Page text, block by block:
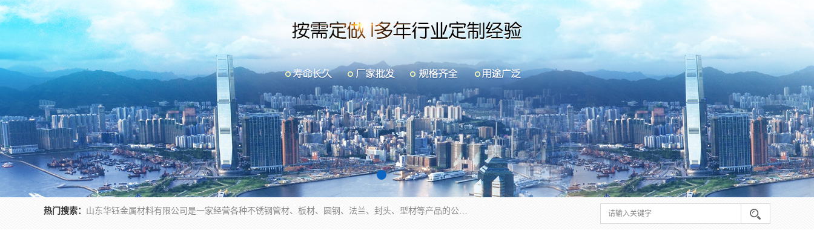
热门搜索： 山东华钰金属材料有限公司是一家经营各种不锈钢管材、板材、圆钢、法兰、封头、型材等产品的公司；主营产品有：不锈钢管，激光切割，管件标准件，不锈钢圆钢，不锈钢人孔，不锈钢亮管，不锈钢角钢，不锈钢加工，不锈钢管子，不锈钢工业方管，不锈钢封头，不锈钢法兰，不锈钢阀门，不锈钢槽钢，不锈钢扁钢，不锈钢板等；可为客户制作各种规格的型材及不锈钢配件、非标准件及各种容器具等，能满足客户的不同采购要求。